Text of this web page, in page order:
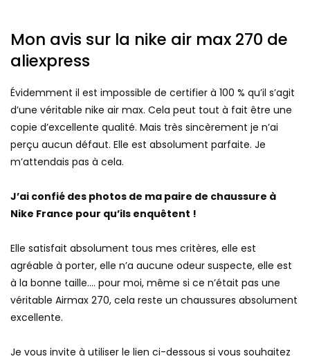
Mon avis sur la nike air max 270 de
aliexpress
Évidemment il est impossible de certifier à 100 % qu’il s’agit
d’une véritable nike air max. Cela peut tout à fait être une
copie d’excellente qualité. Mais très sincèrement je n’ai
perçu aucun défaut. Elle est absolument parfaite. Je
m’attendais pas à cela.
J’ai confié des photos de ma paire de chaussure à
Nike France pour qu’ils enquêtent !
Elle satisfait absolument tous mes critères, elle est
agréable à porter, elle n’a aucune odeur suspecte, elle est
à la bonne taille…. pour moi, même si ce n’était pas une
véritable Airmax 270, cela reste un chaussures absolument
excellente.
Je vous invite à utiliser le lien ci-dessous si vous souhaitez